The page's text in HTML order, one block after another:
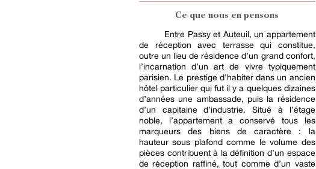
Ce que nous en pensons
Entre Passy et Auteuil, un appartement
de réception avec terrasse qui constitue,
outre un lieu de résidence d’un grand confort,
l’incarnation d’un art de vivre typiquement
parisien. Le prestige d'habiter dans un ancien
hôtel particulier qui fut il y a quelques dizaines
d’années une ambassade, puis la résidence
d’un capitaine d’industrie. Situé à l’étage
noble, l’appartement a conservé tous les
marqueurs des biens de caractère : la
hauteur sous plafond comme le volume des
pièces contribuent à la définition d’un espace
de réception raffiné, tout comme d’un vaste